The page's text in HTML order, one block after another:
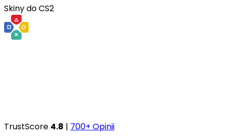
Skiny do CS2
TrustScore 4.8 | 700+ Opinii